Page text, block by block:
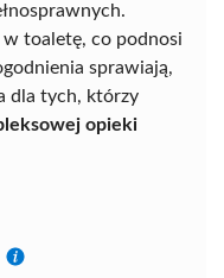
toaletę, co podnosi
sprawiają,
dla tych, którzy
opieki